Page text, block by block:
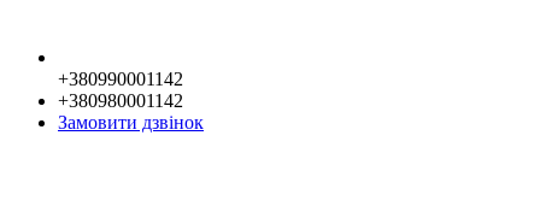
+380990001142
+380980001142
Замовити дзвінок